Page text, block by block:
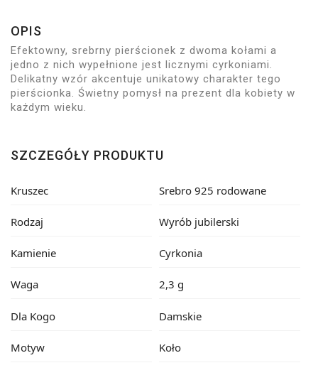
OPIS
Efektowny, srebrny pierścionek z dwoma kołami a
jedno z nich wypełnione jest licznymi cyrkoniami.
Delikatny wzór akcentuje unikatowy charakter tego
pierścionka. Świetny pomysł na prezent dla kobiety w
każdym wieku.
SZCZEGÓŁY PRODUKTU
Kruszec Srebro 925 rodowane
Rodzaj Wyrób jubilerski
Kamienie Cyrkonia
Waga 2,3 g
Dla Kogo Damskie
Motyw Koło